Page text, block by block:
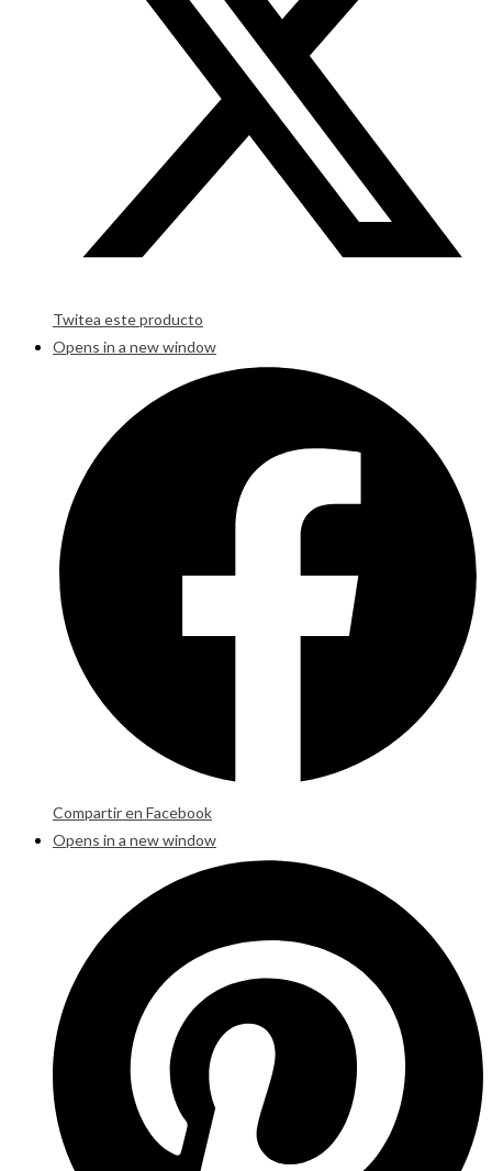
Twitea este producto
Opens in a new window
Compartir en Facebook
Opens in a new window